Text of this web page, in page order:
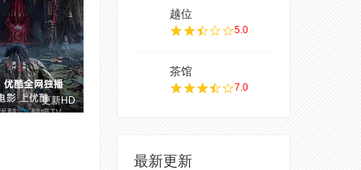
更新HD
越位
5.0
茶馆
7.0
最新更新